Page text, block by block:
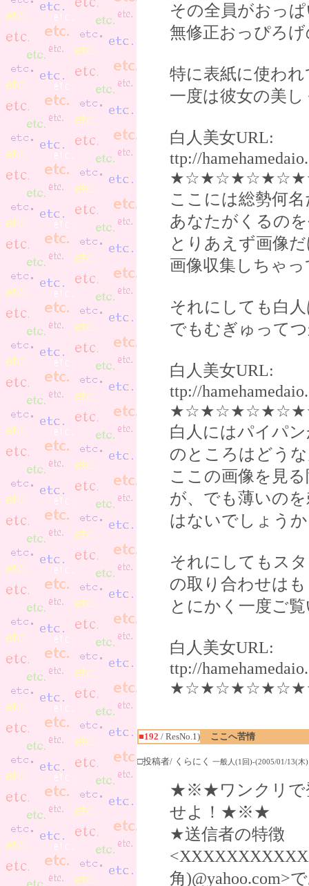
その全員がおっ
無修正おっぴろ
特に表紙に使わ
一度は彼女の美
白人美女URL:
ttp://
ここには総勢何
あなたがくるの
とりあえず画像
画像収集しちゃ
それにしても白
でもむぎゅって
白人美女URL:
ttp://
白人にはパイパ
のところはどう
ここの画像を見
が、でも薄いの
はないでしょう
それにしてもス
の取り合わせは
とにかく一度ご
白人美女URL:
ttp://
■192 / ResNo.1) ここへ苦情
□投稿者/ くらにく 一般人(1回)-(2005/01/13(木
★※★ワンクリで
せよ！★※★
★送信者の特徴
角)@yahoo.com>